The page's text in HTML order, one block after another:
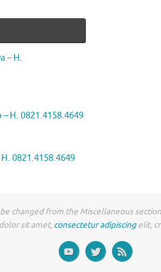
– H.
H. 0821.4158.4649
0821.4158.4649
changed from the Miscellaneous
sit amet, consectetur adipiscingelit,